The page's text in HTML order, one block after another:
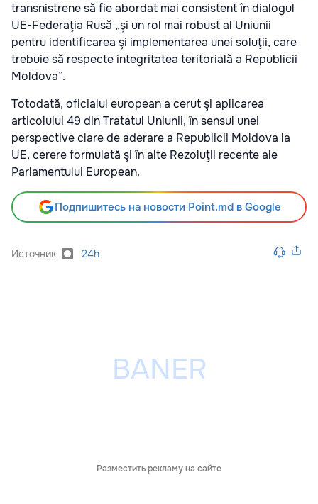
transnistrene să fie abordat mai consistent în dialogul
UE-Federaţia Rusă „şi un rol mai robust al Uniunii
pentru identificarea şi implementarea unei soluţii, care
trebuie să respecte integritatea teritorială a Republicii
Moldova”.
Totodată, oficialul european a cerut şi aplicarea
articolului 49 din Tratatul Uniunii, în sensul unei
perspective clare de aderare a Republicii Moldova la
UE, cerere formulată şi în alte Rezoluţii recente ale
Parlamentului European.
Подпишитесь на новости Point.md в Google
Источник 24h
Разместить рекламу на сайте